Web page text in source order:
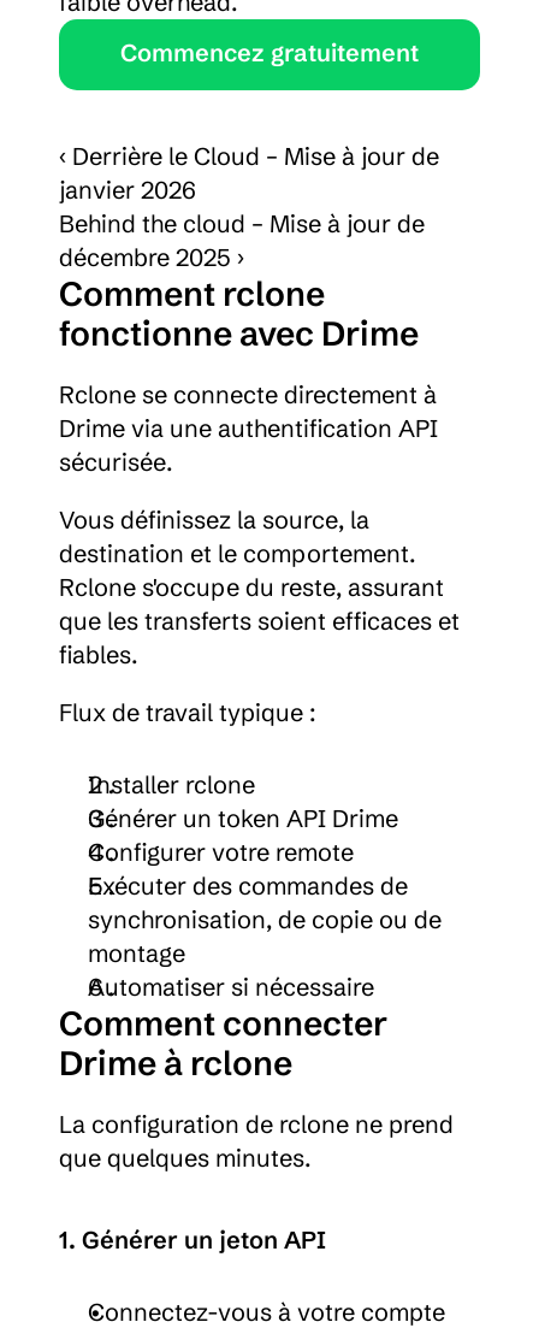
Commencez gratuitement
‹ Derrière le Cloud – Mise à jour de
janvier 2026
Behind the cloud – Mise à jour de
décembre 2025 ›
Comment rclone
fonctionne avec Drime
Rclone se connecte directement à
Drime via une authentification API
sécurisée.
Vous définissez la source, la
destination et le comportement.
Rclone s'occupe du reste, assurant
que les transferts soient efficaces et
fiables.
Flux de travail typique :
Installer rclone
Générer un token API Drime
Configurer votre remote
Exécuter des commandes de
synchronisation, de copie ou de
montage
Automatiser si nécessaire
Comment connecter
Drime à rclone
La configuration de rclone ne prend
que quelques minutes.
1. Générer un jeton API
Connectez-vous à votre compte